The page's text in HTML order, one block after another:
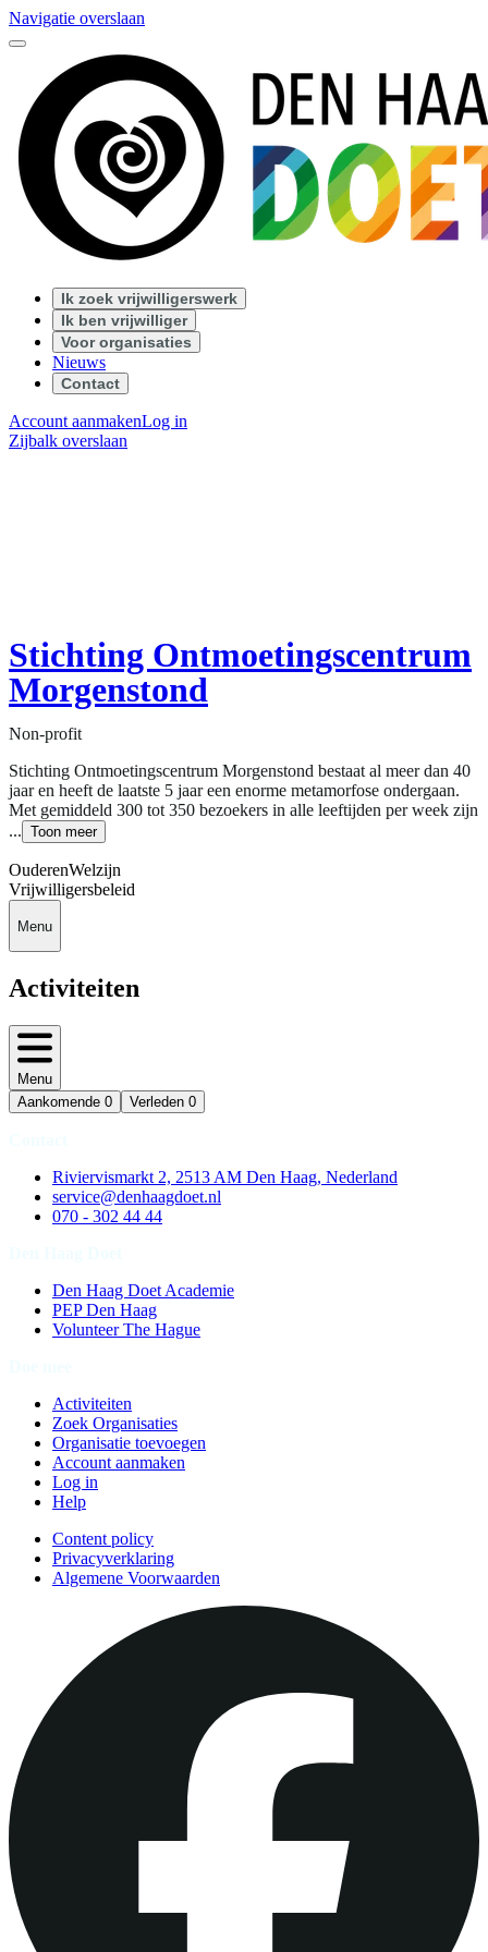
Navigatie overslaan
Ik zoek vrijwilligerswerk
Ik ben vrijwilliger
Voor organisaties
Nieuws
Contact
Account aanmakenLog in
Zijbalk overslaan
Stichting Ontmoetingscentrum
Morgenstond
Non-profit
Stichting Ontmoetingscentrum Morgenstond bestaat al meer dan 40
jaar en heeft de laatste 5 jaar een enorme metamorfose ondergaan.
Met gemiddeld 300 tot 350 bezoekers in alle leeftijden per week zijn
... Toon meer
OuderenWelzijn
Vrijwilligersbeleid
Menu
Activiteiten
Menu
Aankomende 0 Verleden 0
Riviervismarkt 2, 2513 AM Den Haag, Nederland
service@denhaagdoet.nl
070 - 302 44 44
Den Haag Doet Academie
PEP Den Haag
Volunteer The Hague
Activiteiten
Zoek Organisaties
Organisatie toevoegen
Account aanmaken
Log in
Help
Content policy
Privacyverklaring
Algemene Voorwaarden